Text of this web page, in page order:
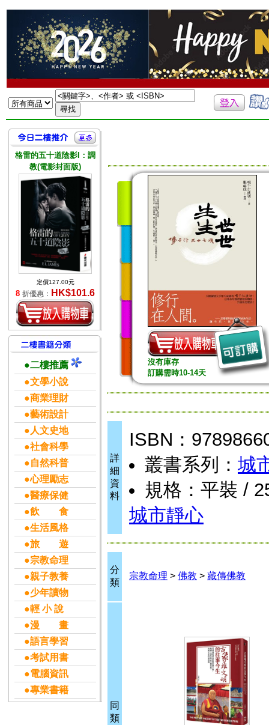
格雷的五十道陰影I：調
教(電影封面版)
定價127.00元
8 折優惠： HK$101.6
●二樓推薦
●文學小說
●商業理財
●藝術設計
●人文史地
●社會科學
●自然科普
●心理勵志
●醫療保健
●飲 食
●生活風格
●旅 遊
●宗教命理
●親子教養
●少年讀物
●輕 小 說
●漫 畫
●語言學習
●考試用書
●電腦資訊
●專業書籍
沒有庫存
訂購需時10-14天
詳
細
資
料
ISBN：
叢書系列： 城
規格：平裝 /
城市靜心
分
類
宗教命理 > 佛教 > 藏傳佛教
同
類